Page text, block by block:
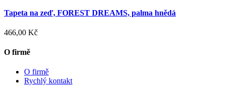
Tapeta na zeď, FOREST DREAMS, palma hnědá
466,00 Kč
O firmě
O firmě
Rychlý kontakt